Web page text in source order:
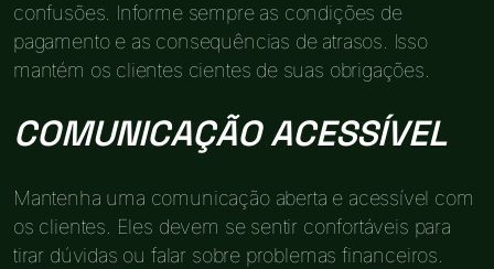
confusões. Informe sempre as condições de
pagamento e as consequências de atrasos. Isso
mantém os clientes cientes de suas obrigações.
COMUNICAÇÃO ACESSÍVEL
Mantenha uma comunicação aberta e acessível com
os clientes. Eles devem se sentir confortáveis para
tirar dúvidas ou falar sobre problemas financeiros.